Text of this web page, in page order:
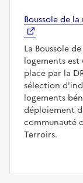
Boussole de
La Boussole
logements
place par la
sélection
logements
déploiement
communauté
Terroirs.